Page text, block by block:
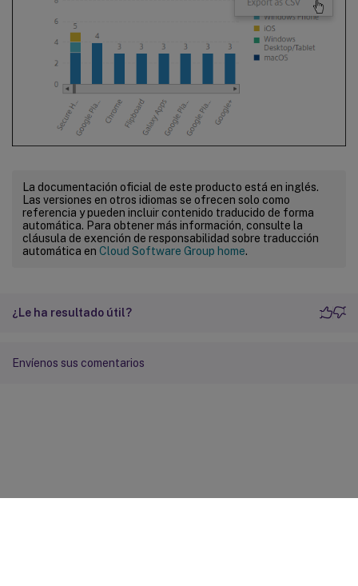
La documentación oficial de este producto está en inglés.
Las versiones en otros idiomas se ofrecen solo como
referencia y pueden incluir contenido traducido de forma
automática. Para obtener más información, consulte la
cláusula de exención de responsabilidad sobre traducción
automática en Cloud Software Group home.
¿Le ha resultado útil?
Envíenos sus comentarios